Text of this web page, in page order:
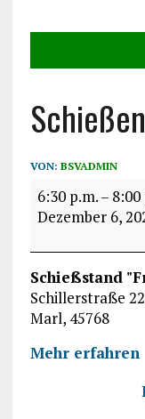
Schießen
VON: BSVADMIN
6:30 p.m.– 8:00
Dezember 6,
Schießstand
Schillerstraße 22
Marl, 45768
Mehr erfahren